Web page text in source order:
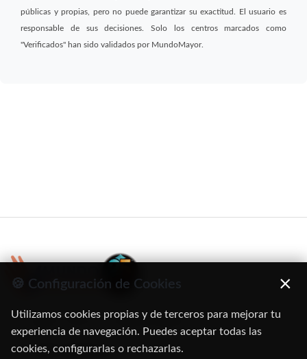
públicas y propias, pero no puede garantizar su exactitud. El usuario es
responsable de sus decisiones. Solo los centros marcados como
"Verificados" han sido validados por MundoMayor.
C/ Oruro, 11. 28016 Madrid
91 345 06 26
🍪 Configuración de Cookies ×
Utilizamos cookies propias y de terceros para mejorar tu
experiencia de navegación. Puedes aceptar todas las
cookies, configurarlas o rechazarlas.